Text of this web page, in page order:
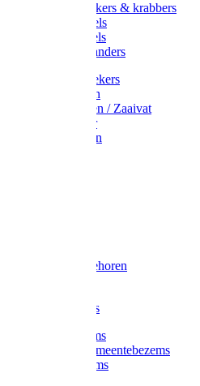
Onkruidstekers & krabbers
Hartschoffels
Ruitschoffels
Onkruidbranders
Graskantstekers
Verticuteren
Strooiwagen / Zaaivat
Grasmaaier
Grasscharen
Slede toebehoren
Composters
Straatbezems
Stads- / Gemeentebezems
Terrasbezems